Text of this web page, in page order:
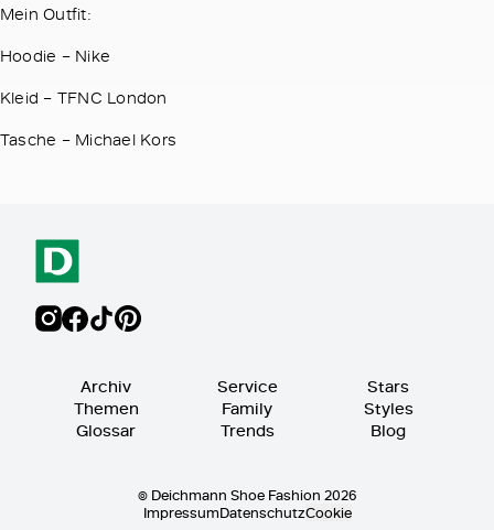
Mein Outfit:
Hoodie – Nike
Kleid – TFNC London
Tasche – Michael Kors
Archiv
Themen
Glossar
Service
Family
Trends
Stars
Styles
Blog
© Deichmann Shoe Fashion 2026
ImpressumDatenschutzCookie